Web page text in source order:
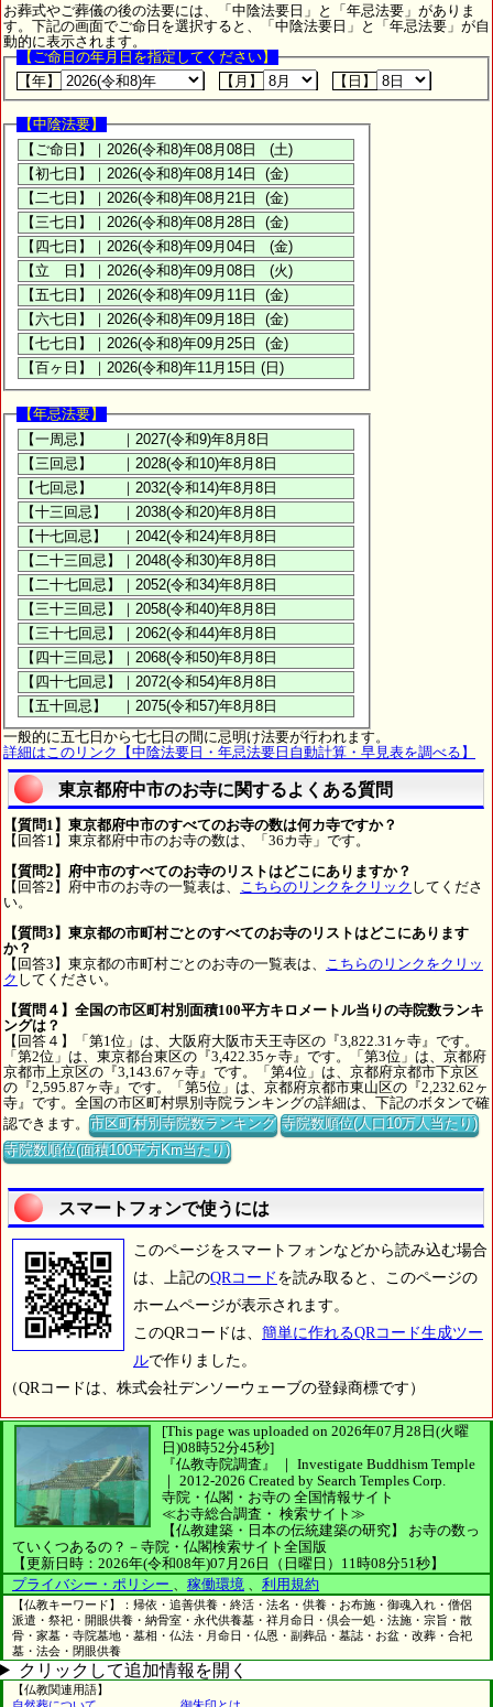
お葬式やご葬儀の後の法要には、「中陰法要日」と「年忌法要」がありま
す。下記の画面でご命日を選択すると、「中陰法要日」と「年忌法要」が自
動的に表示されます。
【ご命日の年月日を指定してください】
【年】
【月】 【日】
【中陰法要】
【年忌法要】
一般的に五七日から七七日の間に忌明け法要が行われます。
詳細はこのリンク【中陰法要日・年忌法要日自動計算・早見表を調べる】
東京都府中市のお寺に関するよくある質問
【質問1】東京都府中市のすべてのお寺の数は何カ寺ですか？
【回答1】東京都府中市のお寺の数は、「36カ寺」です。
【質問2】府中市のすべてのお寺のリストはどこにありますか？
【回答2】府中市のお寺の一覧表は、
こちらのリンクをクリック してくださ
い。
【質問3】東京都の市町村ごとのすべてのお寺のリストはどこにあります
か？
【回答3】東京都の市町村ごとのお寺の一覧表は、
こちらのリンクをクリッ
ク してください。
【質問４】全国の市区町村別面積100平方キロメートル当りの寺院数ランキ
ングは？
【回答４】「第1位」は、大阪府大阪市天王寺区の『3,822.31ヶ寺』です。
「第2位」は、東京都台東区の『3,422.35ヶ寺』です。「第3位」は、京都府
京都市上京区の『3,143.67ヶ寺』です。「第4位」は、京都府京都市下京区
の『2,595.87ヶ寺』です。「第5位」は、京都府京都市東山区の『2,232.62ヶ
寺』です。全国の市区町村県別寺院ランキングの詳細は、下記のボタンで確
認できます。市区町村別寺院数ランキング 寺院数順位(人口10万人当たり)
寺院数順位(面積100平方Km当たり)
スマートフォンで使うには
このページをスマートフォンなどから読み込む場合
は、上記のQRコード を読み取ると、このページの
ホームページが表示されます。
このQRコードは、 簡単に作れるQRコード生成ツー
ルで作りました。
（QRコードは、株式会社デンソーウェーブの登録商標です）
[This page was uploaded on 2026年07月28日(火曜
日)08時52分45秒]
『仏教寺院調査』 ｜ Investigate Buddhism Temple
｜ 2012-2026 Created by Search Temples Corp.
寺院・仏閣・お寺の 全国情報サイト
≪お寺総合調査・ 検索サイト≫
【仏教建築・日本の伝統建築の研究】
お寺の数っ
ていくつあるの？－寺院・仏閣検索サイト全国版
【更新日時：2026年(令和08年)07月26日（日曜日）11時08分51秒】
プライバシー・ポリシー
稼働環境 利用規約
【仏教キーワード】：帰依・追善供養・終活・法名・供養・お布施・御魂入れ・僧侶
派遣・祭祀・開眼供養・納骨室・永代供養墓・祥月命日・倶会一処・法施・宗旨・散
骨・家墓・寺院墓地・墓相・仏法・月命日・仏恩・副葬品・墓誌・お盆・改葬・合祀
墓・法会・閉眼供養
クリックして追加情報を開く
【仏教関連用語】